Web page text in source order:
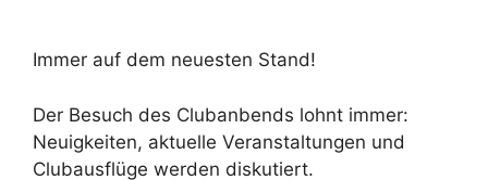
Immer auf dem neuesten Stand!
Der Besuch des Clubanbends lohnt immer:
Neuigkeiten, aktuelle Veranstaltungen und
Clubausflüge werden diskutiert.